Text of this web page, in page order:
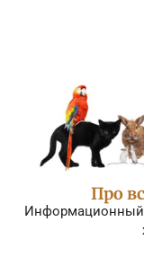
Про
Информационный